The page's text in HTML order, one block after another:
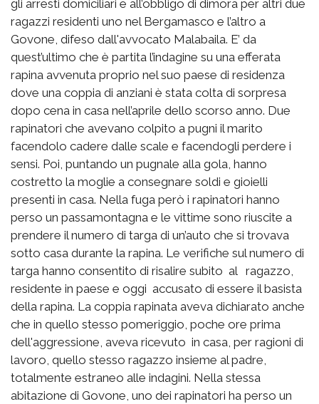
gli arresti domiciliari e all’obbligo di dimora per altri due
ragazzi residenti uno nel Bergamasco e l’altro a
Govone, difeso dall'avvocato Malabaila. E’ da
quest’ultimo che è partita l’indagine su una efferata
rapina avvenuta proprio nel suo paese di residenza
dove una coppia di anziani è stata colta di sorpresa
dopo cena in casa nell’aprile dello scorso anno. Due
rapinatori che avevano colpito a pugni il marito
facendolo cadere dalle scale e facendogli perdere i
sensi. Poi, puntando un pugnale alla gola, hanno
costretto la moglie a consegnare soldi e gioielli
presenti in casa. Nella fuga però i rapinatori hanno
perso un passamontagna e le vittime sono riuscite a
prendere il numero di targa di un’auto che si trovava
sotto casa durante la rapina. Le verifiche sul numero di
targa hanno consentito di risalire subito al ragazzo,
residente in paese e oggi accusato di essere il basista
della rapina. La coppia rapinata aveva dichiarato anche
che in quello stesso pomeriggio, poche ore prima
dell'aggressione, aveva ricevuto in casa, per ragioni di
lavoro, quello stesso ragazzo insieme al padre,
totalmente estraneo alle indagini. Nella stessa
abitazione di Govone, uno dei rapinatori ha perso un